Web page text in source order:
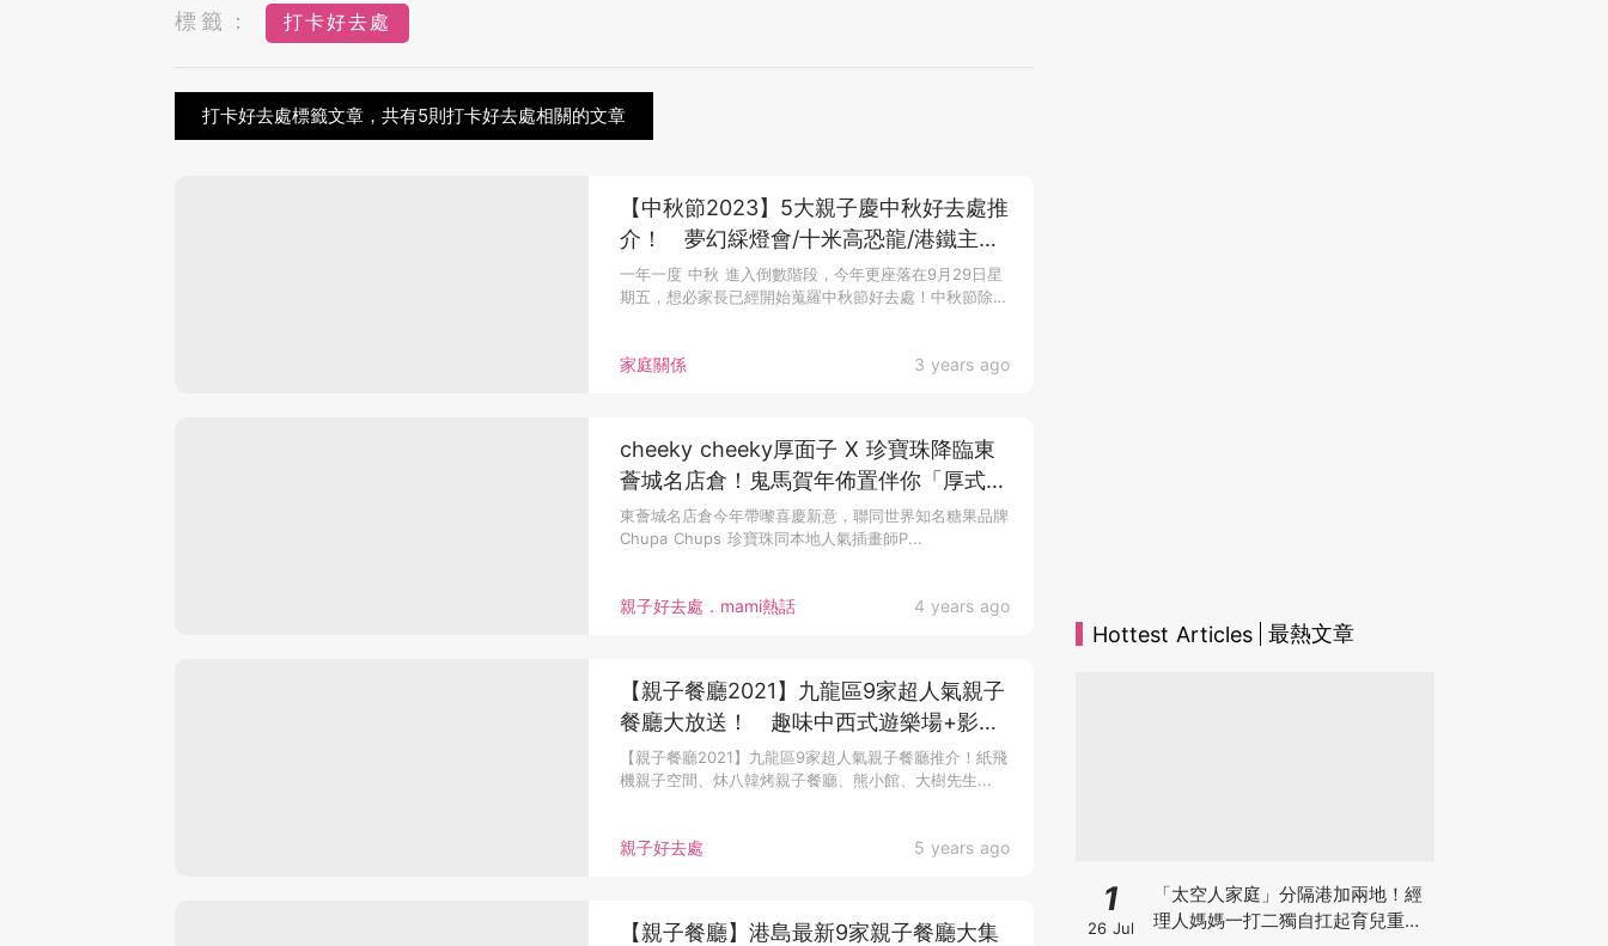
標籤： 打卡好去處
打卡好去處標籤文章，共有5則打卡好去處相關的文章
家庭關係 3 years ago
【中秋節2023】5大親子慶中秋好去處推
介！ 夢幻綵燈會/十米高恐龍/港鐵主題
住宿
一年一度 中秋 進入倒數階段，今年更座落在9月29日星
期五，想必家長已經開始蒐羅中秋節好去處！中秋節除了
親子好去處．mami熱話 4 years ago
cheeky cheeky厚面子 X 珍寶珠降臨東
薈城名店倉！鬼馬賀年佈置伴你「厚式
Fun圍」迎兔年
東薈城名店倉今年帶嚟喜慶新意，聯同世界知名糖果品牌
Chupa Chups 珍寶珠同本地人氣插畫師P...
親子好去處 5 years ago
【親子餐廳2021】九龍區9家超人氣親子
餐廳大放送！ 趣味中西式遊樂場+影相
打卡位+韓服體驗
【親子餐廳2021】九龍區9家超人氣親子餐廳推介！紙飛
機親子空間、炑八韓烤親子餐廳、熊小館、大樹先生...
【親子餐廳】港島最新9家親子餐廳大集
Hottest Articles 最熱文章
1
26 Jul
「太空人家庭」分隔港加兩地！經
理人媽媽一打二獨自扛起育兒重